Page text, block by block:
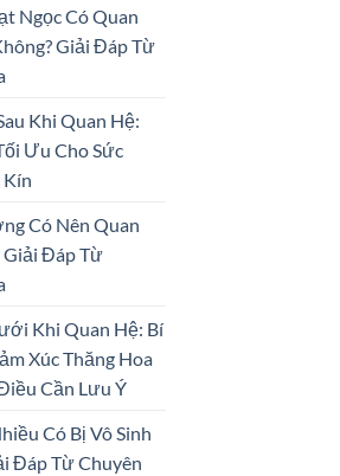
Ngọc Có Quan
Giải Đáp Từ
Khi Quan Hệ:
Ưu Cho Sức
Kín
Có Nên Quan
Giải Đáp Từ
Khi Quan Hệ: Bí
Xúc Thăng Hoa
Cần Lưu Ý
Có Bị Vô Sinh
Đáp Từ Chuyên